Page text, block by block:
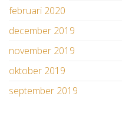
februari 2020
december 2019
november 2019
oktober 2019
september 2019